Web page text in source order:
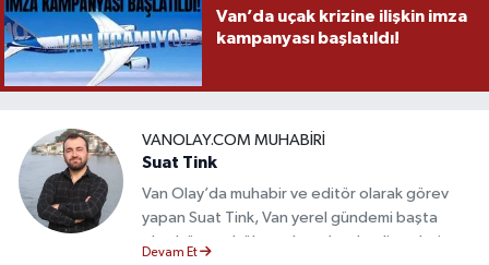
Van’da uçak krizine ilişkin imza
kampanyası başlatıldı!
VANOLAY.COM MUHABIRI
Suat Tink
Van Olay’da muhabir ve editör olarak görev
yapan Suat Tink, Van yerel gündemi başta
olmak üzere bölgesel ve ulusal gelişmeleri
Devam Et